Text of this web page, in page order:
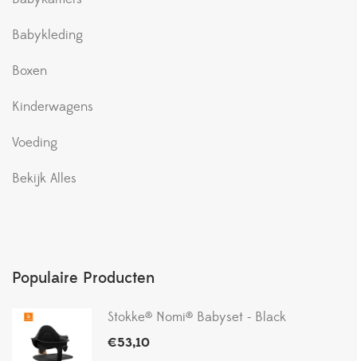
Babykleding
Boxen
Kinderwagens
Voeding
Bekijk Alles
Populaire Producten
Stokke® Nomi® Babyset - Black
€53,10